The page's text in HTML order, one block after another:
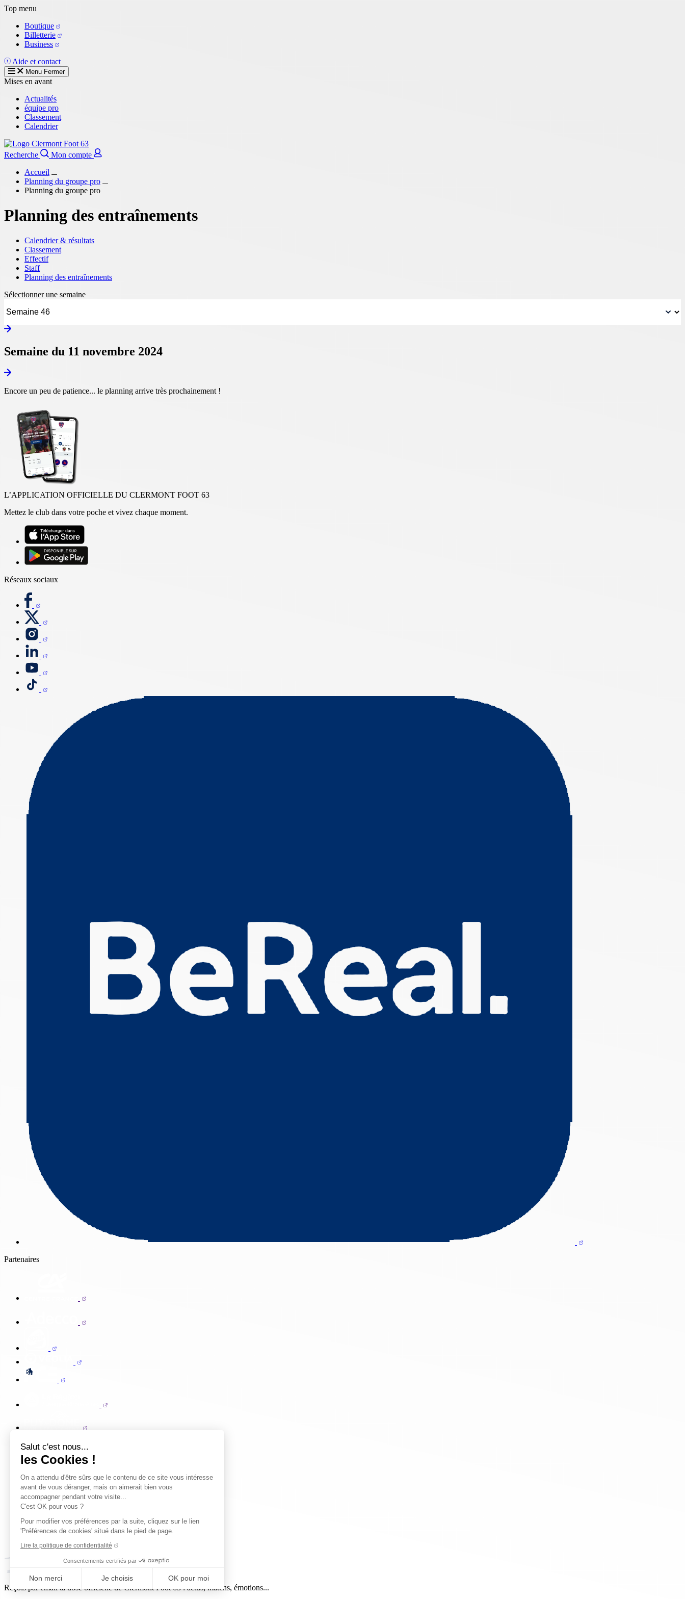
Salut c'est nous...
les Cookies !
On a attendu d'être sûrs que le contenu de ce site vous intéresse
avant de vous déranger, mais on aimerait bien vous
accompagner pendant votre visite...
C'est OK pour vous ?
Pour modifier vos préférences par la suite, cliquez sur le lien
'Préférences de cookies' situé dans le pied de page.
Lire la politique de confidentialité
Consentements certifiés par
Non merci Je choisis OK pour moi
Axeptio consent
Aller
contenu
principal
Top menu
Boutique
Billetterie
Business
Aide et contact
Menu Fermer
Mises en avant
Actualités
équipe pro
Classement
Calendrier
Recherche
Mon compte
Accueil
Planning du groupe pro
Planning du groupe pro
Planning des entraînements
Calendrier & résultats
Classement
Effectif
Staff
Planning des entraînements
Sélectionner une semaine
Semaine du 11 novembre 2024
Encore un peu de patience... le planning arrive très prochainement !
L’APPLICATION OFFICIELLE DU CLERMONT FOOT 63
Mettez le club dans votre poche et vivez chaque moment.
Réseaux sociaux
Partenaires
Reçois par email ta dose officielle de Clermont Foot 63 : actus, matchs, émotions...